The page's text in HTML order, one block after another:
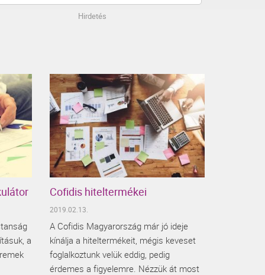
Hirdetés
a
Cofidis hiteltermékei
2019.02.13.
A Cofidis Magyarország már jó ideje
kínálja a hiteltermékeit, mégis keveset
foglalkoztunk velük eddig, pedig
érdemes a figyelemre. Nézzük át most